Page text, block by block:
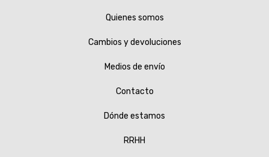
Quienes somos
Cambios y devoluciones
Medios de envío
Contacto
Dónde estamos
RRHH